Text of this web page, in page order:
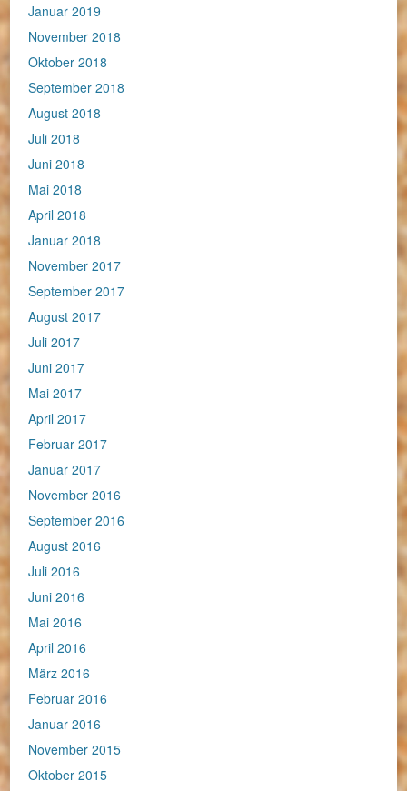
Januar 2019
November 2018
Oktober 2018
September 2018
August 2018
Juli 2018
Juni 2018
Mai 2018
April 2018
Januar 2018
November 2017
September 2017
August 2017
Juli 2017
Juni 2017
Mai 2017
April 2017
Februar 2017
Januar 2017
November 2016
September 2016
August 2016
Juli 2016
Juni 2016
Mai 2016
April 2016
März 2016
Februar 2016
Januar 2016
November 2015
Oktober 2015